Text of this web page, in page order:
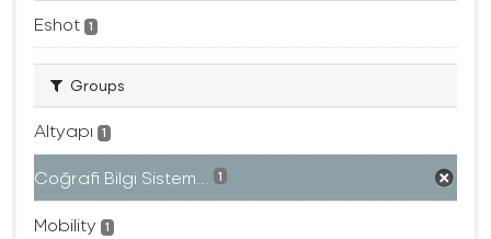
Eshot 1
Groups
Altyapı 1
Coğrafi Bilgi Sistem... 1
Mobility 1